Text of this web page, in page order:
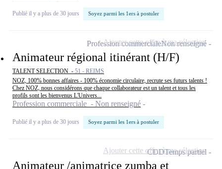
Publié il y a plus de 30 jours Soyez parmi les 1ers à postuler
Animateur régional itinérant (H/F)
TALENT SELECTION - 51 - REIMS
NOZ, 100% bonnes affaires - 100% économie circulaire, recrute ses futurs talents !
Chez NOZ, nous considérons que chaque collaborateur est un talent et tous les
profils sont les bienvenus L'Univers...
Profession commerciale - Non renseigné
Publié il y a plus de 30 jours Soyez parmi les 1ers à postuler
Profession commercialeNon renseigné
Ajouter cette offre à ma sélection
Animateur /animatrice zumba et
CDDTemps partiel
Ajouter cette offre à ma sélection